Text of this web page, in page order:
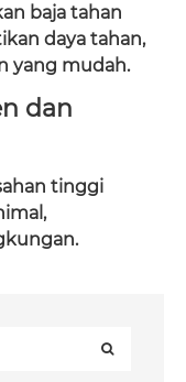
baja tahan
daya tahan,
yang mudah.
dan
tinggi